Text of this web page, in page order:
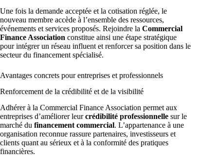
Une fois la demande acceptée et la cotisation réglée, le
nouveau membre accède à l’ensemble des ressources,
événements et services proposés. Rejoindre la Commercial
Finance Association constitue ainsi une étape stratégique
pour intégrer un réseau influent et renforcer sa position dans le
secteur du financement spécialisé.
Avantages concrets pour entreprises et professionnels
Renforcement de la crédibilité et de la visibilité
Adhérer à la Commercial Finance Association permet aux
entreprises d’améliorer leurcrédibilité professionnelle sur le
marché du financement commercial. L’appartenance à une
organisation reconnue rassure partenaires, investisseurs et
clients quant au sérieux et à la conformité des pratiques
financières.